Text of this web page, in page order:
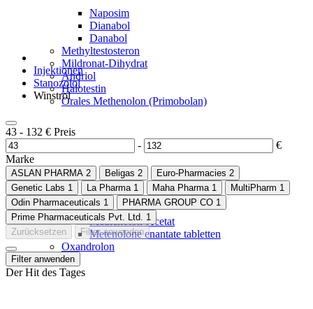
Naposim
Dianabol
Danabol
Methyltestosteron
Mildronat-Dihydrat
Andriol
Halotestin
Orales Methenolon (Primobolan)
Methenolon-Acetat
Metenolone enantate tabletten
Oxandrolon
Injektionen
Stanozolol
Winstrol
43 - 132 € Preis
-
€
Marke
ASLAN PHARMA 2 Beligas 2 Euro-Pharmacies 2
Genetic Labs 1 La Pharma 1 Maha Pharma 1 MultiPharm 1
Odin Pharmaceuticals 1 PHARMA GROUP CO 1
Prime Pharmaceuticals Pvt. Ltd. 1
Zurücksetzen
Filter anwenden
Filter anwenden
Der Hit des Tages